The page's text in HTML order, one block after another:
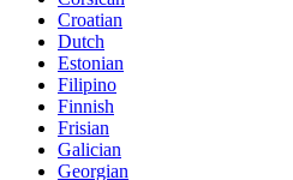
Croatian
Dutch
Estonian
Filipino
Finnish
Frisian
Galician
Georgian